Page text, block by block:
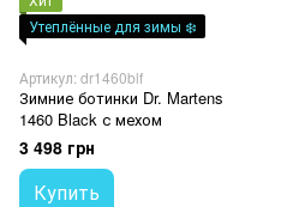
Утеплённые для зимы ❄️
Артикул: dr1460blf
Зимние ботинки Dr. Martens
1460 Black с мехом
3 498 грн
Купить